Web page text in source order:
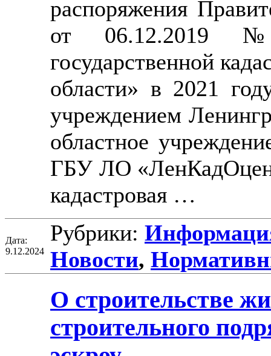
распоряжения
от 06.12.2019
государственной
области» в 2021
учреждением
областное
ГБУ ЛО
кадастровая …
Дата:
9.12.2024
Рубрики:
Новости,
О строительстве
строительного